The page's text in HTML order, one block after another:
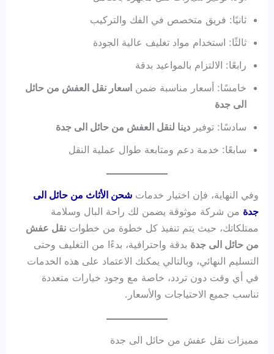
ثانيًا: فريق متخصص في الفك والتركيب
ثالثًا: استخدام مواد تغليف عالية الجودة
رابعًا: الالتزام بالمواعيد بدقة
خامسًا: أسعار مناسبة ضمن اسعار نقل العفش من حائل
الى جدة
سادسًا: توفيردينا لنقل العفش من حائل الى جدة
سابعًا: خدمة دعم ومتابعة طوال عملية النقل
وفي النهاية، فإن اختيار خدماتشحن الأثاث من حائل الى
جدة من شركة موثوقة يضمن لك راحة البال وسلامة
ممتلكاتك، حيث يتم تنفيذ كل خطوة من خطواتنقل عفش
من حائل الى جدة بدقة واحترافية، بدءًا من التغليف وحتى
التسليم النهائي، وبالتالي يمكنك الاعتماد على هذه الخدمات
في أي وقت دون تردد، خاصة مع وجود خيارات متعددة
تناسب جميع الاحتياجات والأسعار.
مميزات نقل عفش من حائل الى جدة